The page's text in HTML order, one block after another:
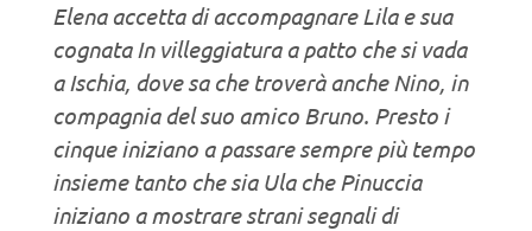
Elena accetta di accompagnare Lila e sua
cognata In villeggiatura a patto che si vada
a Ischia, dove sa che troverà anche Nino, in
compagnia del suo amico Bruno. Presto i
cinque iniziano a passare sempre più tempo
insieme tanto che sia Ula che Pinuccia
iniziano a mostrare strani segnali di